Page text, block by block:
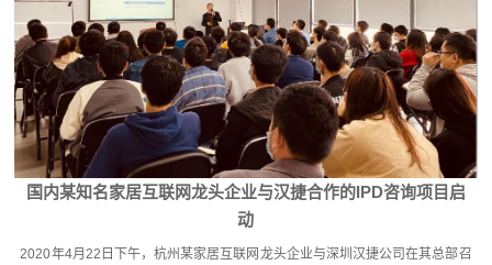
国内某知名家居互联网龙头企业与汉捷合作的IPD咨询项目启
动
2020年4月22日下午，杭州某家居互联网龙头企业与深圳汉捷公司在其总部召